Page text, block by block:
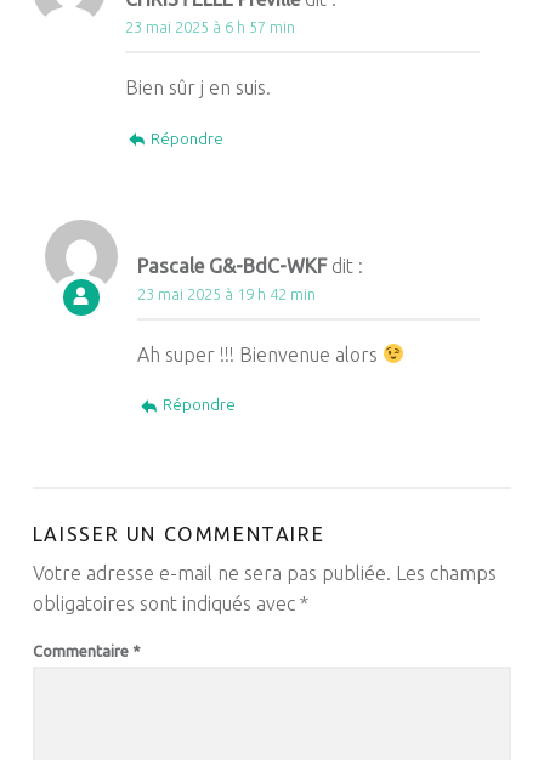
23 mai 2025 à 6 h 57 min
Bien sûr j en suis.
Répondre
Pascale G&-BdC-WKF dit :
23 mai 2025 à 19 h 42 min
Ah super !!! Bienvenue alors
Répondre
LAISSER UN COMMENTAIRE
Votre adresse e-mail ne sera pas publiée.
Les champs
obligatoires sont indiqués avec *
Commentaire *